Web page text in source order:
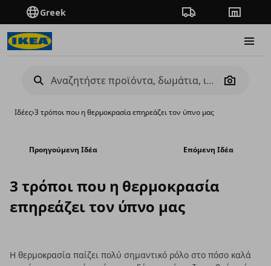
Greek Πορεία παραγγελίας
Camera
Ιδέες›3 τρόποι που η θερμοκρασία επηρεάζει τον ύπνο μας
Προηγούμενη Ιδέα Επόμενη Ιδέα
3 τρόποι που η θερμοκρασία
επηρεάζει τον ύπνο μας
Η θερμοκρασία παίζει πολύ σημαντικό ρόλο στο πόσο καλά